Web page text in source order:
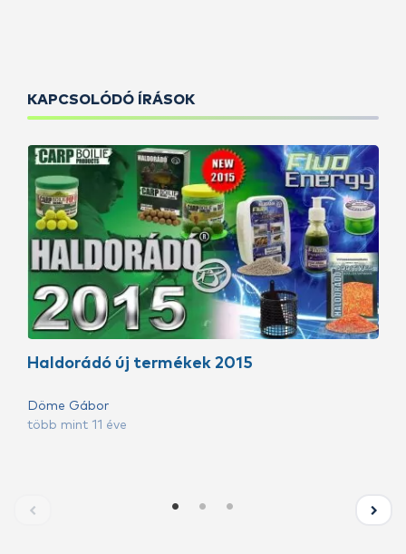
KAPCSOLÓDÓ ÍRÁSOK
Haldorádó új termékek 2015
Döme Gábor
több mint 11 éve